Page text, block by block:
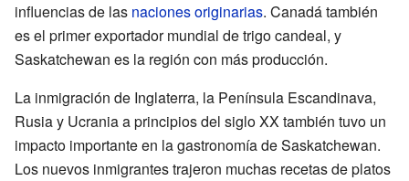
influencias de las naciones originarias. Canadá también
es el primer exportador mundial de trigo candeal, y
Saskatchewan es la región con más producción.
La inmigración de Inglaterra, la Península Escandinava,
Rusia y Ucrania a principios del siglo XX también tuvo un
impacto importante en la gastronomía de Saskatchewan.
Los nuevos inmigrantes trajeron muchas recetas de platos